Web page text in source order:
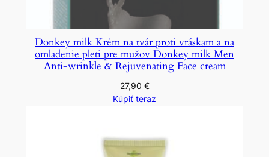
Donkey milk Krém na tvár proti vráskam a na
omladenie pleti pre mužov Donkey milk Men
Anti-wrinkle & Rejuvenating Face cream
27,90 €
Kúpiť teraz